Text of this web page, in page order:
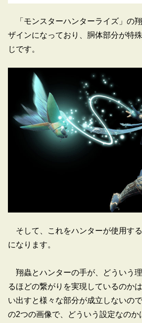
「モンスターハンターライズ」の
ザインになっており、胴体部分が特
じです。
そして、これをハンターが使用す
になります。
翔蟲とハンターの手が、どういう
るほどの繋がりを実現しているのか
い出すと様々な部分が成立しないの
の2つの画像で、どういう設定なのか